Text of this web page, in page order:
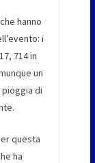
hanno
i
714 in
un
di
questa
ha